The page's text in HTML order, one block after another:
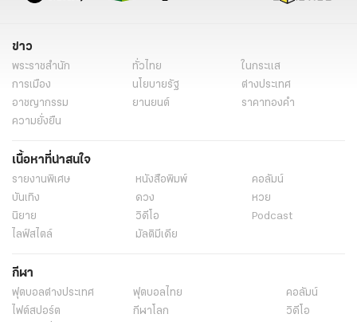
ข่าว
พระราชสำนัก ทั่วไทย
ในกระแส
การเมือง
นโยบายรัฐ
ต่างประเทศ
อาชญากรรม
ยานยนต์
ราคาทองคำ
ความยั่งยืน
เนื้อหาที่น่าสนใจ
รายงานพิเศษ หนังสือพิมพ์
คอลัมน์
บันเทิง
ดวง
หวย
นิยาย
วิดีโอ
Podcast
ไลฟ์สไตล์
มัลติมีเดีย
กีฬา
ฟุตบอลต่่างประเทศ ฟุตบอลไทย
คอลัมน์
ไฟต์สปอร์ต
กีฬาโลก
วิดีโอ